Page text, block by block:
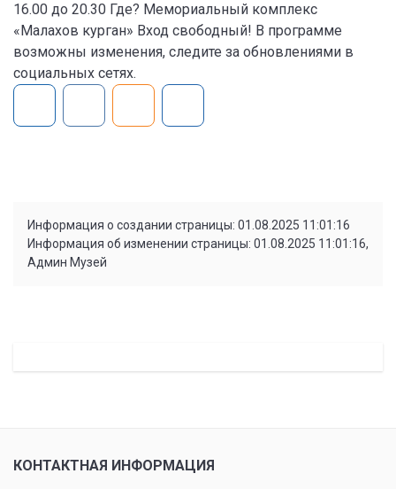
16.00 до 20.30 Где? Мемориальный комплекс
«Малахов курган» Вход свободный! В программе
возможны изменения, следите за обновлениями в
социальных сетях.
Информация о создании страницы: 01.08.2025 11:01:16
Информация об изменении страницы: 01.08.2025 11:01:16,
Админ Музей
КОНТАКТНАЯ ИНФОРМАЦИЯ